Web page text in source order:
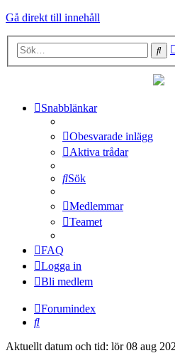
Gå direkt till innehåll
Sök
Snabblänkar
Obesvarade inlägg
Aktiva trådar
Sök
Medlemmar
Teamet
FAQ
Logga in
Bli medlem
Forumindex
Sök
Aktuellt datum och tid: lör 08 aug